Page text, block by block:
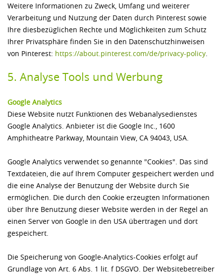
Weitere Informationen zu Zweck, Umfang und weiterer
Verarbeitung und Nutzung der Daten durch Pinterest sowie
Ihre diesbezüglichen Rechte und Möglichkeiten zum Schutz
Ihrer Privatsphäre finden Sie in den Datenschutzhinweisen
von Pinterest: https://about.pinterest.com/­de/­privacy-policy.
5. Analyse Tools und Werbung
Google Analytics
Diese Website nutzt Funktionen des Webanalysedienstes
Google Analytics. Anbieter ist die Google Inc., 1600
Amphitheatre Parkway, Mountain View, CA 94043, USA.
Google Analytics verwendet so genannte "Cookies". Das sind
Textdateien, die auf Ihrem Computer gespeichert werden und
die eine Analyse der Benutzung der Website durch Sie
ermöglichen. Die durch den Cookie erzeugten Informationen
über Ihre Benutzung dieser Website werden in der Regel an
einen Server von Google in den USA übertragen und dort
gespeichert.
Die Speicherung von Google-Analytics-Cookies erfolgt auf
Grundlage von Art. 6 Abs. 1 lit. f DSGVO. Der Websitebetreiber